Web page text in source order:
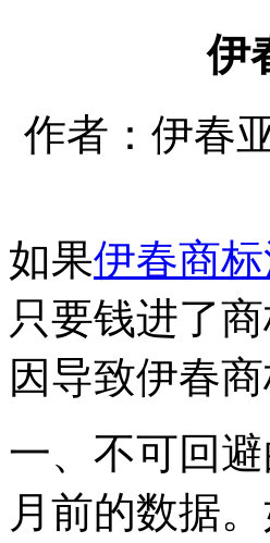
伊
作者：伊春
如果伊春商
只要钱进了
因导致伊春
一、不可回
月前的数据